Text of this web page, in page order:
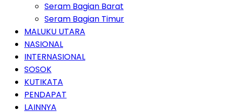
Seram Bagian Barat
Seram Bagian Timur
MALUKU UTARA
NASIONAL
INTERNASIONAL
SOSOK
KUTIKATA
PENDAPAT
LAINNYA